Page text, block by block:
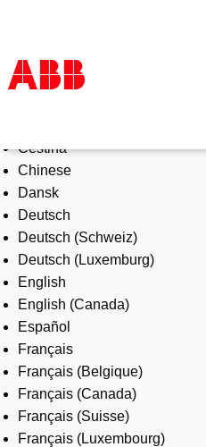
Products & Solutions
Industries
Services
About us
Where to buy
Contact us
Careers
Čeština
Chinese
Dansk
Deutsch
Deutsch (Schweiz)
Deutsch (Luxemburg)
English
English (Canada)
Español
Français
Français (Belgique)
Français (Canada)
Français (Suisse)
Français (Luxembourg)